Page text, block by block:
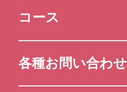
コース
各種お問い合わせ